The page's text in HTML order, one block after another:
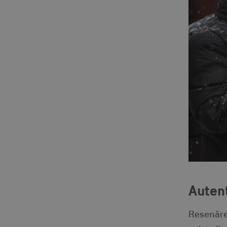
_hjSessionUser_1328012
mTrackingTimeOnSite